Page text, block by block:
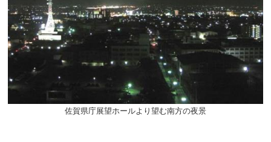
佐賀県庁展望ホールより望む南方の夜景